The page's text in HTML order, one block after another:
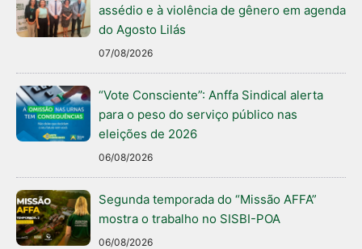
assédio e à violência de gênero em agenda
do Agosto Lilás
07/08/2026
“Vote Consciente”: Anffa Sindical alerta
para o peso do serviço público nas
eleições de 2026
06/08/2026
Segunda temporada do “Missão AFFA”
mostra o trabalho no SISBI-POA
06/08/2026